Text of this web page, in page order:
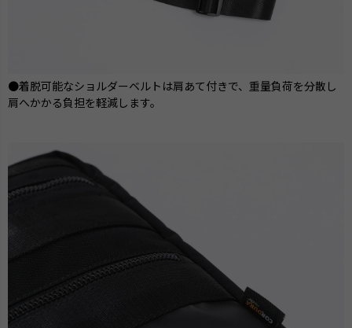
●着脱可能なショルダーベルトは肩あて付きで、重量負荷を分散し
肩へかかる負担を軽減します。